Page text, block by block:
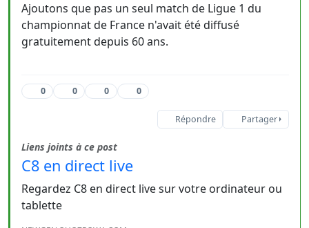
Ajoutons que pas un seul match de Ligue 1 du
championnat de France n'avait été diffusé
gratuitement depuis 60 ans.
0 0 0 0
Répondre Partager
Liens joints à ce post
C8 en direct live
Regardez C8 en direct live sur votre ordinateur ou
tablette